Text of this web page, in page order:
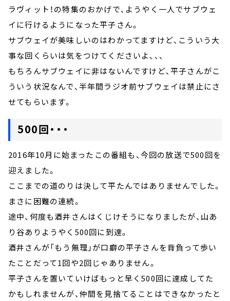
ラヴィット！の特集のおかげで、ようやく一人でサブウェ
イに行けるようになった平子さん。
サブウェイが美味しいのはわかってますけど、こういう大
事な回くらいは気をつけてくださいよ、、、
もちろんサブウェイに非はないんですけど、平子さんがこ
ういう状況なんで、半年間ラジオ前サブウェイは禁止にさ
せてもらいます。
500回・・・
2016年10月に始まったこの番組も、今回の放送で500回を
迎えました。
ここまでの道のりは決して平たんではありませんでした。
まさに困難の連続。
途中、何度も酒井さんはくじけそうになりましたが、山あ
り谷ありようやく500回に到達。
酒井さんが「もう無理」が口癖の平子さんを背負って歩い
たことだって1回や2回じゃありません。
平子さんを置いていけばもっと早く500回に達成してた
かもしれませんが、仲間を見捨てることはできなかったと